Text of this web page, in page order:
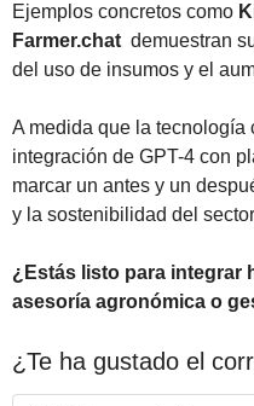
Ejemplos concretos como
Farmer.chat
demuestran
del uso de insumos y el
A medida que la
integración de GPT-4 con
marcar un antes y un
y la sostenibilidad del
¿Estás listo para integrar
asesoría agronómica o
¿Te ha gustado el